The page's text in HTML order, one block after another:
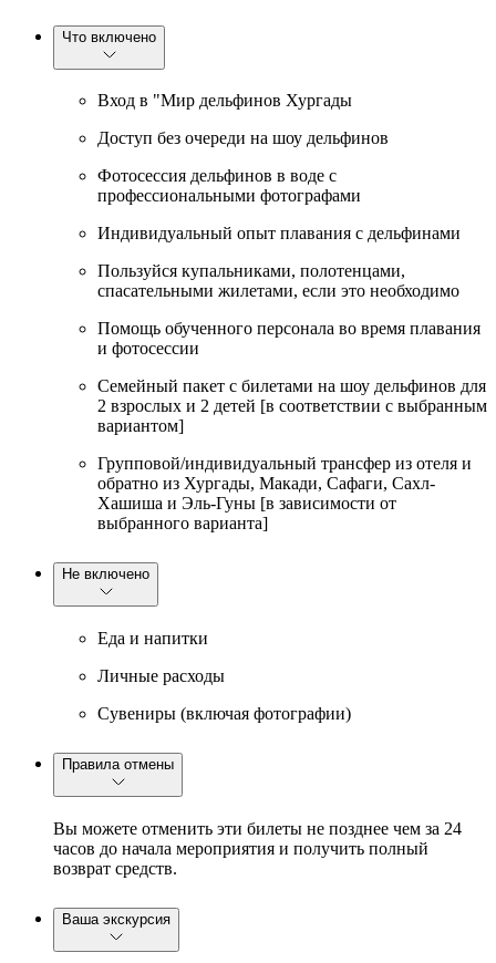
Что включено
Вход в "Мир дельфинов Хургады
Доступ без очереди на шоу дельфинов
Фотосессия дельфинов в воде с
профессиональными фотографами
Индивидуальный опыт плавания с дельфинами
Пользуйся купальниками, полотенцами,
спасательными жилетами, если это необходимо
Помощь обученного персонала во время плавания
и фотосессии
Семейный пакет с билетами на шоу дельфинов для
2 взрослых и 2 детей [в соответствии с выбранным
вариантом]
Групповой/индивидуальный трансфер из отеля и
обратно из Хургады, Макади, Сафаги, Сахл-
Хашиша и Эль-Гуны [в зависимости от
выбранного варианта]
Не включено
Еда и напитки
Личные расходы
Сувениры (включая фотографии)
Правила отмены
Вы можете отменить эти билеты не позднее чем за 24
часов до начала мероприятия и получить полный
возврат средств.
Ваша экскурсия